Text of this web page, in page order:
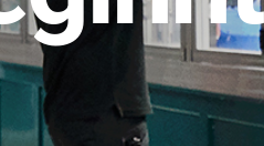
industrielle Anwendungen –